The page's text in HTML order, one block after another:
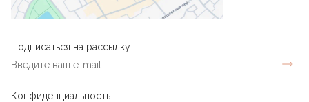
Подписаться на рассылку
Конфиденциальность